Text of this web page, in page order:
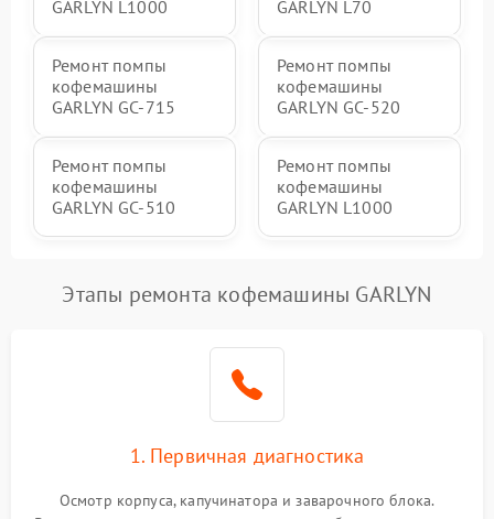
GARLYN L1000 GARLYN L70
Ремонт помпы
кофемашины
GARLYN GC-715
Ремонт помпы
кофемашины
GARLYN GC-520
Ремонт помпы
кофемашины
GARLYN GC-510
Ремонт помпы
кофемашины
GARLYN L1000
Этапы ремонта кофемашины GARLYN
1. Первичная диагностика
Осмотр корпуса, капучинатора и заварочного блока.